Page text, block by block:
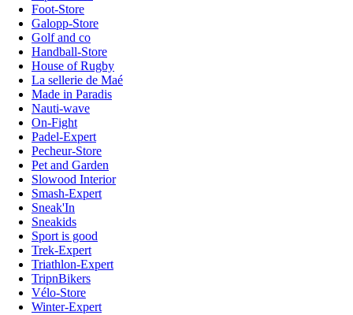
Foot-Store
Galopp-Store
Golf and co
Handball-Store
House of Rugby
La sellerie de Maé
Made in Paradis
Nauti-wave
On-Fight
Padel-Expert
Pecheur-Store
Pet and Garden
Slowood Interior
Smash-Expert
Sneak'In
Sneakids
Sport is good
Trek-Expert
Triathlon-Expert
TripnBikers
Vélo-Store
Winter-Expert